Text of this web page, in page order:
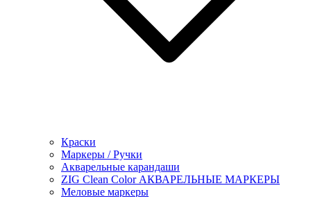
Краски
Маркеры / Ручки
Акварельные карандаши
ZIG Clean Color АКВАРЕЛЬНЫЕ МАРКЕРЫ
Меловые маркеры